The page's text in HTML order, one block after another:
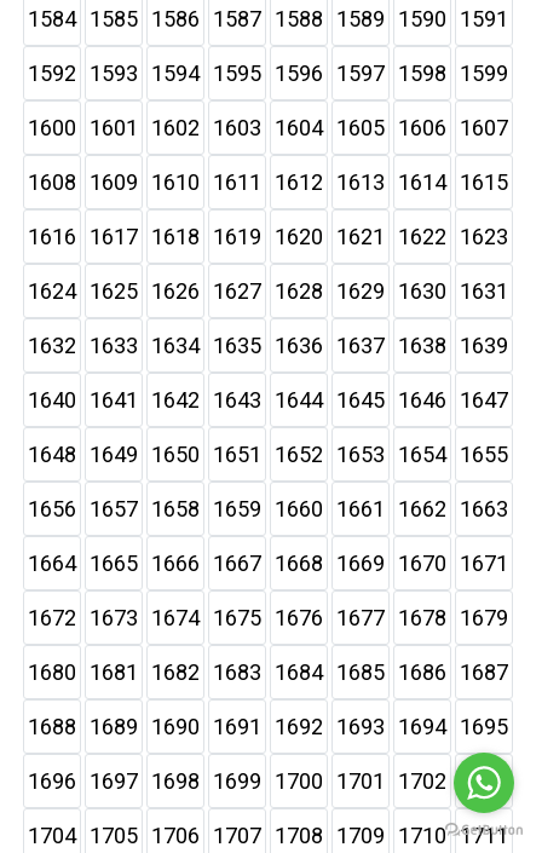
1584 1585 1586 1587 1588 1589 1590 1591
1592 1593 1594 1595 1596 1597 1598 1599
1600 1601 1602 1603 1604 1605 1606 1607
1608 1609 1610 1611 1612 1613 1614 1615
1616 1617 1618 1619 1620 1621 1622 1623
1624 1625 1626 1627 1628 1629 1630 1631
1632 1633 1634 1635 1636 1637 1638 1639
1640 1641 1642 1643 1644 1645 1646 1647
1648 1649 1650 1651 1652 1653 1654 1655
1656 1657 1658 1659 1660 1661 1662 1663
1664 1665 1666 1667 1668 1669 1670 1671
1672 1673 1674 1675 1676 1677 1678 1679
1680 1681 1682 1683 1684 1685 1686 1687
1688 1689 1690 1691 1692 1693 1694 1695
1696 1697 1698 1699 1700 1701 1702 1703
1704 1705 1706 1707 1708 1709 1710 1711